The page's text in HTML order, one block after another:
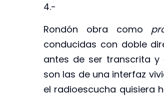
4.-
Rondón obra como
conducidas con doble
antes de ser transcrita y
son las de una interfaz
el radioescucha quisiera